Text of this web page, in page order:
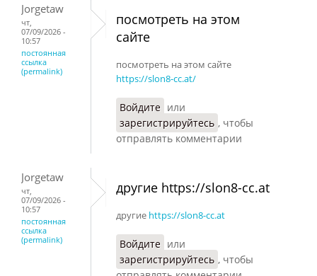
Jorgetaw
чт,
07/09/2026 -
10:57
постоянная
ссылка
(permalink)
посмотреть на этом
сайте
посмотреть на этом сайте
https://slon8-cc.at/
Войдите или
зарегистрируйтесь , чтобы
отправлять комментарии
Jorgetaw
чт,
07/09/2026 -
10:57
постоянная
ссылка
(permalink)
другие https://slon8-cc.at
другие https://slon8-cc.at
Войдите или
зарегистрируйтесь , чтобы